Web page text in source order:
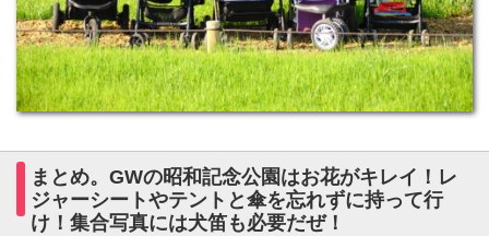
まとめ。GWの昭和記念公園はお花がキレイ！レ
ジャーシートやテントと傘を忘れずに持って行
け！集合写真には犬笛も必要だぜ！